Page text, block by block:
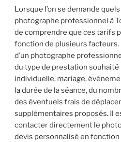
Lorsque l’on se demande
photographe professionnel à
de comprendre que ces tarifs
fonction de plusieurs facteurs.
d’un photographe
du type de prestation souhaité
individuelle, mariage,
la durée de la séance, du
des éventuels frais de
supplémentaires proposés. Il
contacter directement le
devis personnalisé en fonction